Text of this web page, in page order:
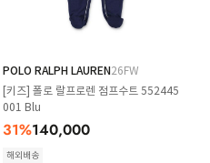
POLO RALPH LAUREN26FW
[키즈] 폴로 랄프로렌 점프수트 552445
001 Blu
31%140,000
해외배송